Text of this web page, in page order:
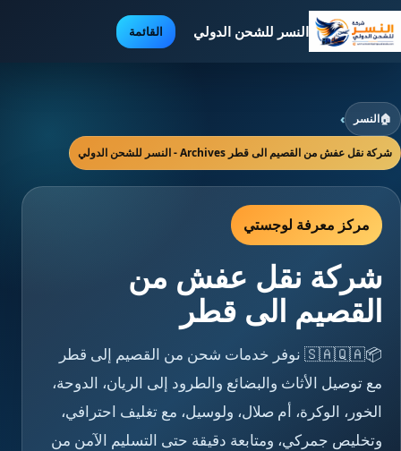
النسر للشحن الدولي القائمة
🏠النسر ›
شركة نقل عفش من القصيم الى قطر Archives - النسر للشحن الدولي
مركز معرفة لوجستي
شركة نقل عفش من
القصيم الى قطر
📦🇸🇦🇶🇦 نوفر خدمات شحن من القصيم إلى قطر
مع توصيل الأثاث والبضائع والطرود إلى الريان، الدوحة،
الخور، الوكرة، أم صلال، ولوسيل، مع تغليف احترافي،
وتخليص جمركي، ومتابعة دقيقة حتى التسليم الآمن من